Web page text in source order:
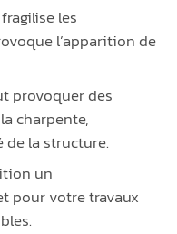
les
l’apparition de
provoquer des
charpente,
la structure.
un
pour votre travaux